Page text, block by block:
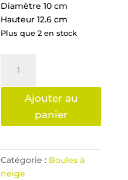
Diamètre 10 cm
Hauteur 12.6 cm
Plus que 2 en stock
Boule
-
are
Here
Ajouter au
panier
Catégorie : Boules à
neige